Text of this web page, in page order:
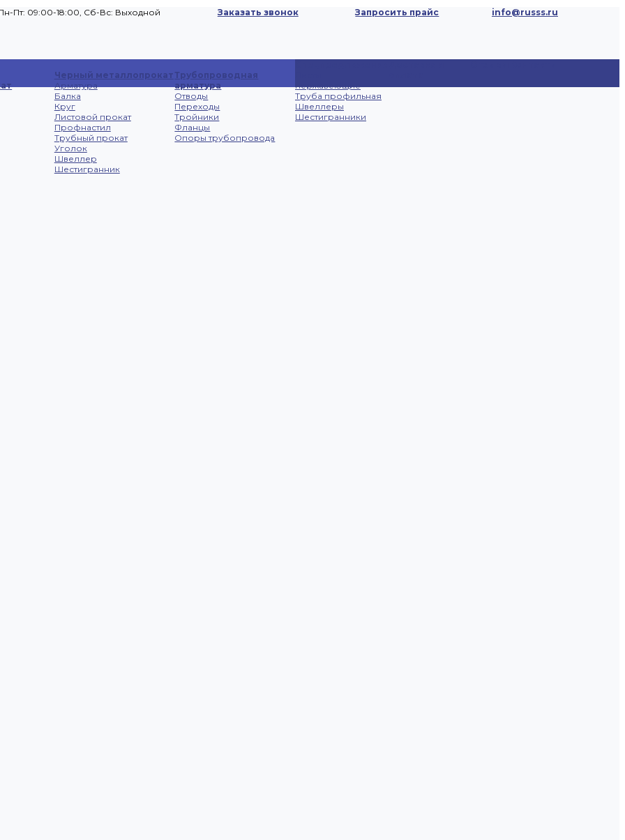
Пт: 09:00-18:00, Cб-Вс: Выходной Заказать звонок Запросить прайс info@russs.ru
Черный металлопрокат
Арматура
Балка
Круг
Листовой прокат
Профнастил
Трубный прокат
Уголок
Швеллер
Шестигранник
Трубопроводная
арматура
Отводы
Переходы
Тройники
Фланцы
Опоры трубопровода
нержавеющие
Труба профильная
Швеллеры
Шестигранники